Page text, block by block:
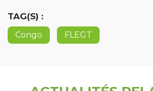
TAG(S) :
Congo FLEGT